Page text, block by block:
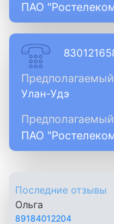
ПАО
Улан-Удэ
ПАО
Последние отзывы
Ольга
89184012204